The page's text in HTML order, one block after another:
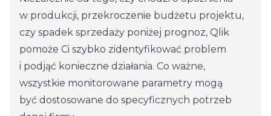
w produkcji, przekroczenie budżetu projektu,
czy spadek sprzedaży poniżej prognoz, Qlik
pomoże Ci szybko zidentyfikować problem
i podjąć konieczne działania. Co ważne,
wszystkie monitorowane parametry mogą
być dostosowane do specyficznych potrzeb